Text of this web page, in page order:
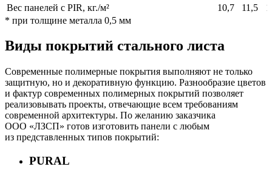
Вес панелей с PIR, кг./м²
10,7 11,5
* при толщине металла 0,5 мм
Виды покрытий стального листа
Современные полимерные покрытия выполняют не только
защитную, но и декоративную функцию. Разнообразие цветов
и фактур современных полимерных покрытий позволяет
реализовывать проекты, отвечающие всем требованиям
современной архитектуры. По желанию заказчика
ООО «ЛЗСП» готов изготовить панели с любым
из представленных типов покрытий:
PURAL